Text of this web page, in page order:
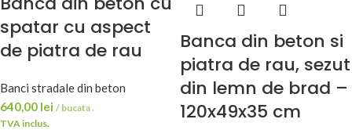
spatar cu aspect
de piatra de rau
Banci stradale din beton
640,00 lei / bucata .
TVA inclus.
Banca din beton si
piatra de rau, sezut
din lemn de brad –
120x49x35 cm